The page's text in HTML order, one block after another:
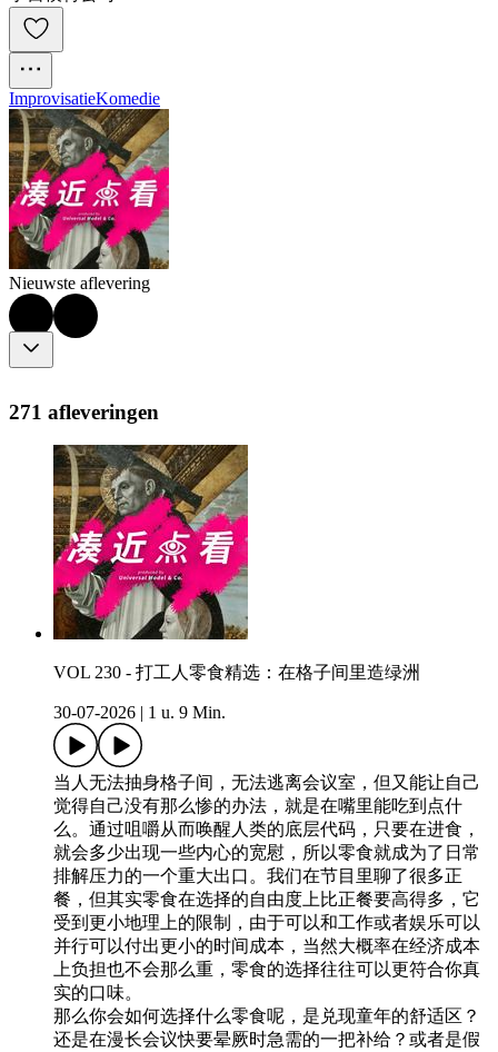
ImprovisatieKomedie
Nieuwste aflevering
271 afleveringen
VOL 230 - 打工人零食精选：在格子间里造绿洲
30-07-2026 1 u. 9 Min.
当人无法抽身格子间，无法逃离会议室，但又能让自己
觉得自己没有那么惨的办法，就是在嘴里能吃到点什
么。通过咀嚼从而唤醒人类的底层代码，只要在进食，
就会多少出现一些内心的宽慰，所以零食就成为了日常
排解压力的一个重大出口。我们在节目里聊了很多正
餐，但其实零食在选择的自由度上比正餐要高得多，它
受到更小地理上的限制，由于可以和工作或者娱乐可以
并行可以付出更小的时间成本，当然大概率在经济成本
上负担也不会那么重，零食的选择往往可以更符合你真
实的口味。
那么你会如何选择什么零食呢，是兑现童年的舒适区？
还是在漫长会议快要晕厥时急需的一把补给？或者是假